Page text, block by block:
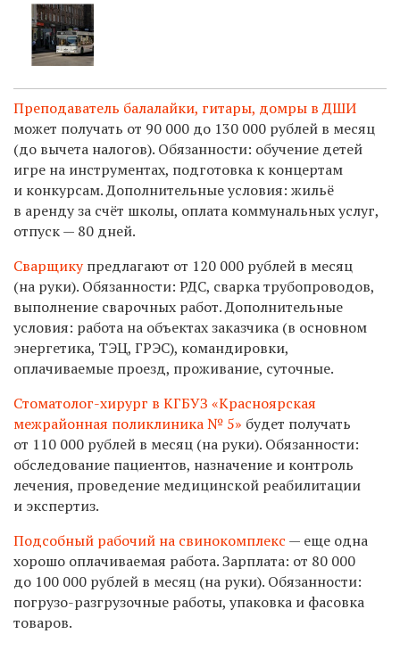
Преподаватель балалайки, гитары, домры в ДШИ
может получать от 90 000 до 130 000 рублей в месяц
(до вычета налогов). Обязанности: обучение детей
игре на инструментах, подготовка к концертам
и конкурсам. Дополнительные условия: жильё
в аренду за счёт школы, оплата коммунальных услуг,
отпуск — 80 дней.
Сварщикупредлагают от 120 000 рублей в месяц
(на руки). Обязанности: РДС, сварка трубопроводов,
выполнение сварочных работ. Дополнительные
условия: работа на объектах заказчика (в основном
энергетика, ТЭЦ, ГРЭС), командировки,
оплачиваемые проезд, проживание, суточные.
Стоматолог-хирург в КГБУЗ «Красноярская
межрайонная поликлиника № 5» будет получать
от 110 000 рублей в месяц (на руки). Обязанности:
обследование пациентов, назначение и контроль
лечения, проведение медицинской реабилитации
и экспертиз.
Подсобный рабочий на свинокомплекс — еще одна
хорошо оплачиваемая работа. Зарплата: от 80 000
до 100 000 рублей в месяц (на руки). Обязанности:
погрузо-разгрузочные работы, упаковка и фасовка
товаров.